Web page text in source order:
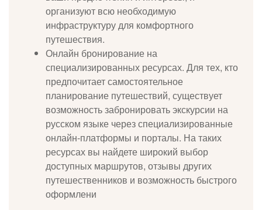
организуют всю необходимую
инфраструктуру для комфортного
путешествия.
Онлайн бронирование на
специализированных ресурсах. Для тех, кто
предпочитает самостоятельное
планирование путешествий, существует
возможность забронировать экскурсии на
русском языке через специализированные
онлайн-платформы и порталы. На таких
ресурсах вы найдете широкий выбор
доступных маршрутов, отзывы других
путешественников и возможность быстрого
оформлени